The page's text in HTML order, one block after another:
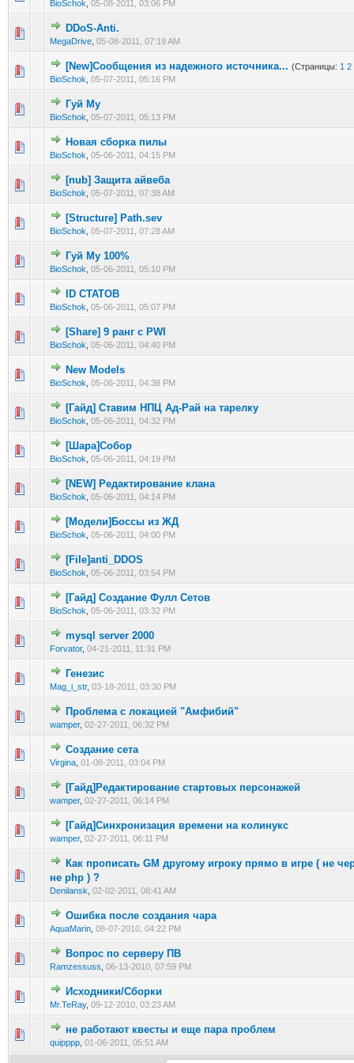
BioSchok 05-08-2011, 03:06 PM
DDoS-Anti.
MegaDrive 05-08-2011, 07:19 AM
0 голос(ов) - 0 из 5 в среднем
[New]Сообщения из надежного источника... (Страницы: 1 2
BioSchok 05-07-2011, 05:16 PM
0 голос(ов) - 0 из 5 в среднем
12 345
Гуй Му
BioSchok 05-07-2011, 05:13 PM
0 голос(ов) - 0 из 5 в среднем
Новая сборка пилы
BioSchok 05-06-2011, 04:15 PM
0 голос(ов) - 0 из 5 в среднем
123
[nub] Защита айвеба
BioSchok 05-07-2011, 07:38 AM
0 голос(ов) - 0 из 5 в среднем
123
[Structure] Path.sev
BioSchok 05-07-2011, 07:28 AM
0 голос(ов) - 0 из 5 в среднем
12
Гуй Му 100%
BioSchok 05-06-2011, 05:10 PM
0 голос(ов) - 0 из 5 в среднем
ID СТАТОВ
BioSchok 05-06-2011, 05:07 PM
0 голос(ов) - 0 из 5 в среднем
[Share] 9 ранг с PWI
BioSchok 05-06-2011, 04:40 PM
0 голос(ов) - 0 из 5 в среднем
12
New Models
BioSchok 05-06-2011, 04:38 PM
0 голос(ов) - 0 из 5 в среднем
[Гайд] Ставим НПЦ Ад-Рай на тарелку
BioSchok 05-06-2011, 04:32 PM
0 голос(ов) - 0 из 5 в среднем
12345
[Шара]Собор
BioSchok 05-06-2011, 04:19 PM
0 голос(ов) - 0 из 5 в среднем
[NEW] Редактирование клана
BioSchok 05-06-2011, 04:14 PM
0 голос(ов) - 0 из 5 в среднем
12345
[Модели]Боссы из ЖД
BioSchok 05-06-2011, 04:00 PM
0 голос(ов) - 0 из 5 в среднем
1 234
[File]anti_DDOS
BioSchok 05-06-2011, 03:54 PM
0 голос(ов) - 0 из 5 в среднем
[Гайд] Создание Фулл Сетов
BioSchok 05-06-2011, 03:32 PM
0 голос(ов) - 0 из 5 в среднем
1234 5
mysql server 2000
Forvator, 04-21-2011, 11:31 PM
0 голос(ов) - 0 из 5 в среднем
1
Генезис
Mag_i_str, 03-18-2011, 03:30 PM
0 голос(ов) - 0 из 5 в среднем
Проблема с локацией "Амфибий"
wamper, 02-27-2011, 06:32 PM
0 голос(ов) - 0 из 5 в среднем
1234
Создание сета
Virgina 01-08-2011, 03:04 PM
0 голос(ов) - 0 из 5 в среднем
[Гайд]Редактирование стартовых персонажей
wamper, 02-27-2011, 06:14 PM
0 голос(ов) - 0 из 5 в среднем
12345
[Гайд]Синхронизация времени на колинукс
wamper, 02-27-2011, 06:11 PM
0 голос(ов) - 0 из 5 в среднем
1234 5
Как прописать GM другому игроку прямо в игре ( не
не php ) ?
Denilansk 02-02-2011, 08:41 AM
0 голос(ов) - 0 из 5 в среднем
Ошибка после создания чара
AquaMarin 08-07-2010, 04:22 PM
0 голос(ов) - 0 из 5 в среднем
12345
Вопрос по серверу ПВ
Ramzessuss 06-13-2010, 07:59 PM
0 голос(ов) - 0 из 5 в среднем
12 345
Исходники/Сборки
Mr.TeRay, 09-12-2010, 03:23 AM
0 голос(ов) - 0 из 5 в среднем
12
не работают квесты и еще пара проблем
quipppp 01-06-2011, 05:51 AM
0 голос(ов) - 0 из 5 в среднем
1 23 4 5